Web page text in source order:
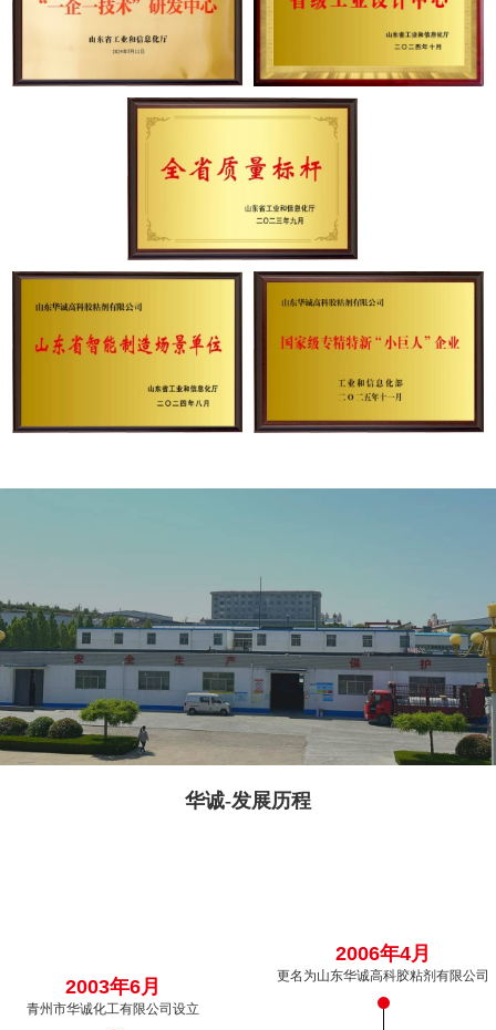
华诚-发展历程
2003年6月
青州市华诚化工有限公司设立
2006年4月
更名为山东华诚高科胶粘剂有限公司